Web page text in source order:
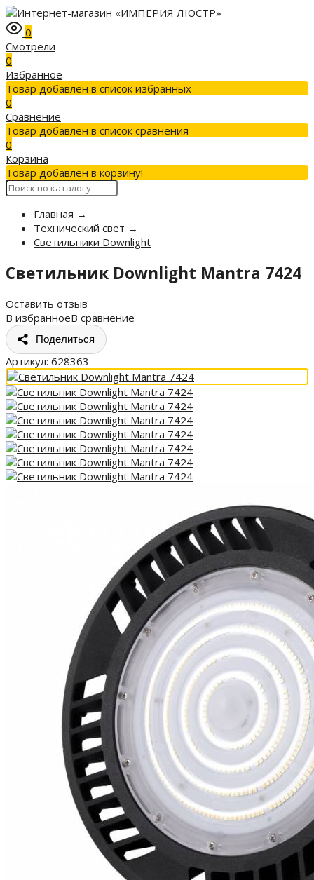
0
Смотрели
0
Избранное
Товар добавлен в список избранных
0
Сравнение
Товар добавлен в список сравнения
0
Корзина
Товар добавлен в корзину!
Главная →
Технический свет →
Светильники Downlight
Светильник Downlight Mantra 7424
Оставить отзыв
В избранноеВ сравнение
Поделиться
Артикул: 628363